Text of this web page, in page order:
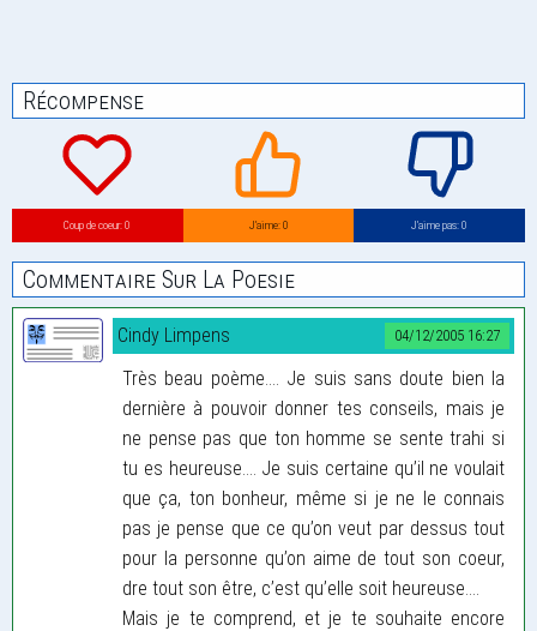
Récompense
Coup de coeur: 0 J’aime: 0 J’aime pas: 0
Commentaire Sur La Poesie
04/12/2005 16:27
Cindy Limpens
Très beau poème.... Je suis sans doute bien la
dernière à pouvoir donner tes conseils, mais je
ne pense pas que ton homme se sente trahi si
tu es heureuse.... Je suis certaine qu’il ne voulait
que ça, ton bonheur, même si je ne le connais
pas je pense que ce qu’on veut par dessus tout
pour la personne qu’on aime de tout son coeur,
dre tout son être, c’est qu’elle soit heureuse....
Mais je te comprend, et je te souhaite encore